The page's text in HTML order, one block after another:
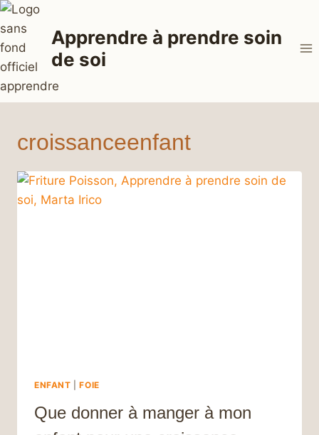
Aller
au
contenu
Apprendre à prendre soin
de soi
croissanceenfant
ENFANT |FOIE
Que donner à manger à mon